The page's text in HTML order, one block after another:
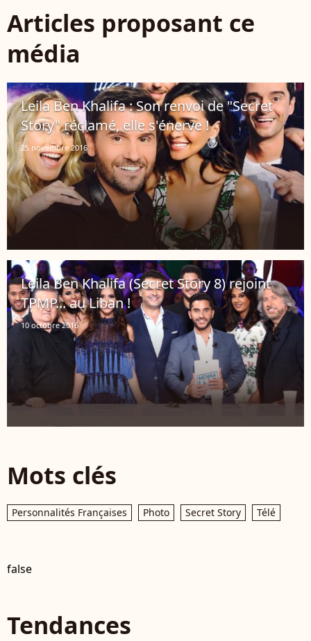
Articles proposant ce
média
Leila Ben Khalifa : Son renvoi de "Secret
Story" réclamé, elle s'énerve !
25 novembre 2016
Leila Ben Khalifa (Secret Story 8) rejoint
TPMP... au Liban !
10 octobre 2016
Mots clés
Personnalités Françaises Photo Secret Story Télé
false
Tendances